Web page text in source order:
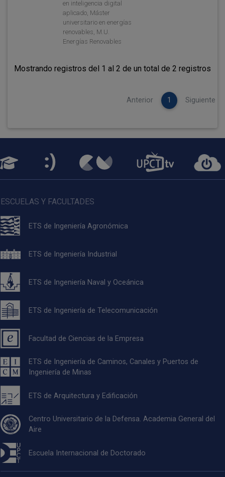
en inteligencia digital
aplicado, Máster
universitario en energías
renovables, M.U.
Energías Renovables
Mostrando registros del 1 al 2 de un total de 2 registros
Anterior 1 Siguiente
ESCUELAS Y FACULTADES
ETS de Ingeniería Agronómica
ETS de Ingeniería Industrial
ETS de Ingeniería Naval y Oceánica
ETS de Ingeniería de Telecomunicación
Facultad de Ciencias de la Empresa
ETS de Ingeniería de Caminos, Canales y Puertos de
Ingeniería de Minas
ETS de Arquitectura y Edificación
Centro Universitario de la Defensa. Academia General del
Aire
Escuela Internacional de Doctorado